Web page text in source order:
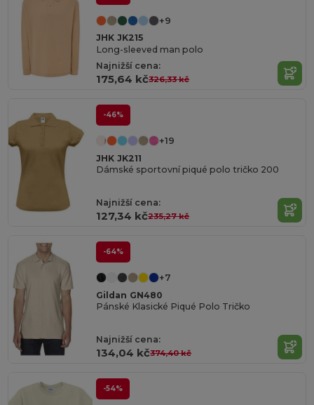
+9
JHK JK215
Long-sleeved man polo
Najnižší cena:
175,64 kč326,33 kč
-46%
+19
JHK JK211
Dámské sportovní piqué polo tričko 200
Najnižší cena:
127,34 kč235,27 kč
-64%
+7
Gildan GN480
Pánské Klasické Piqué Polo Tričko
Najnižší cena:
134,04 kč374,40 kč
-54%